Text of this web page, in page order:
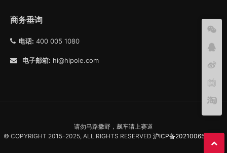
商务垂询
电话: 400 005 1080
电子邮箱: hi@hipole.com
请勿马路撒野，飙车请上赛道
© COPYRIGHT 2015-2025, ALL RIGHTS RESERVED 沪ICP备2021006557号-1